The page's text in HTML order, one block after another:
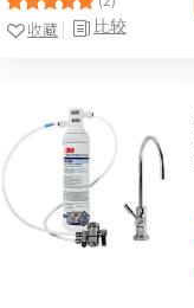
比较
收藏